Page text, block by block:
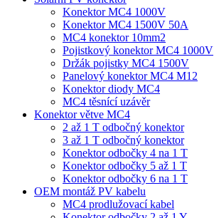
Konektor MC4 1000V
Konektor MC4 1500V 50A
MC4 konektor 10mm2
Pojistkový konektor MC4 1000V
Držák pojistky MC4 1500V
Panelový konektor MC4 M12
Konektor diody MC4
MC4 těsnící uzávěr
Konektor větve MC4
2 až 1 T odbočný konektor
3 až 1 T odbočný konektor
Konektor odbočky 4 na 1 T
Konektor odbočky 5 až 1 T
Konektor odbočky 6 na 1 T
OEM montáž PV kabelu
MC4 prodlužovací kabel